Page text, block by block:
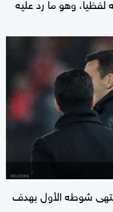
شوطه الأول بهدف